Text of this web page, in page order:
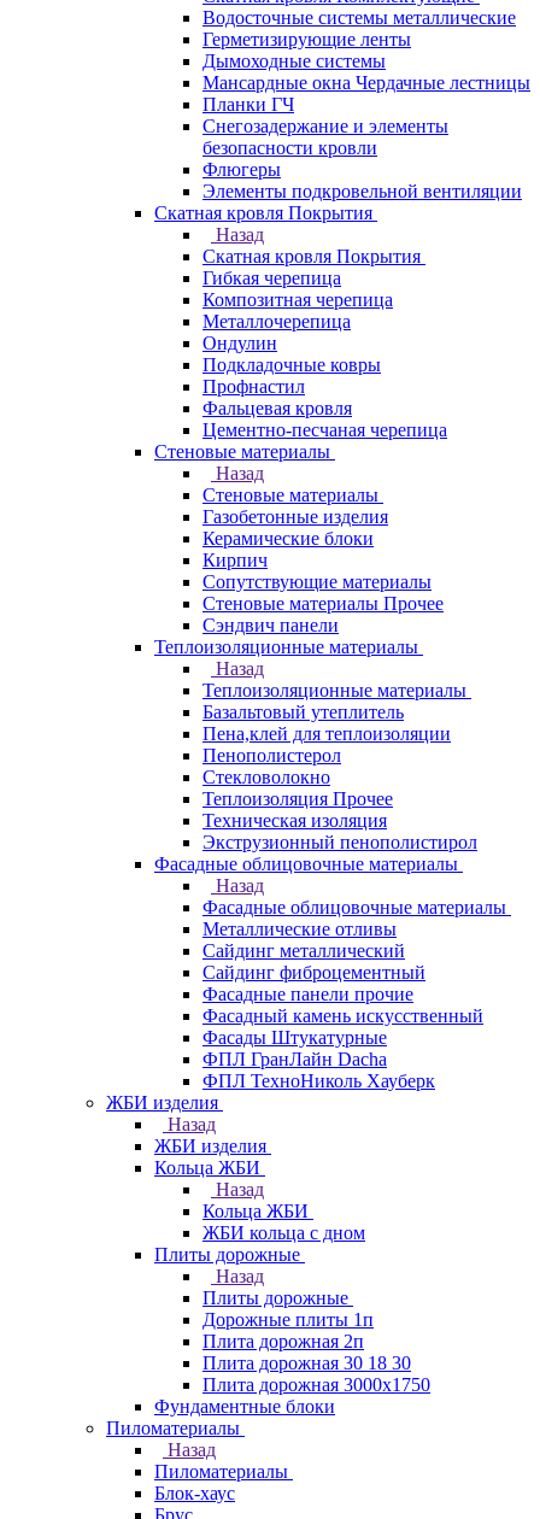
Водосточные системы металлические
Герметизирующие ленты
Дымоходные системы
Мансардные окна Чердачные лестницы
Планки ГЧ
Снегозадержание и элементы
безопасности кровли
Флюгеры
Элементы подкровельной вентиляции
Скатная кровля Покрытия
Назад
Скатная кровля Покрытия
Гибкая черепица
Композитная черепица
Металлочерепица
Ондулин
Подкладочные ковры
Профнастил
Фальцевая кровля
Цементно-песчаная черепица
Стеновые материалы
Назад
Стеновые материалы
Газобетонные изделия
Керамические блоки
Кирпич
Сопутствующие материалы
Стеновые материалы Прочее
Сэндвич панели
Теплоизоляционные материалы
Назад
Теплоизоляционные материалы
Базальтовый утеплитель
Пена,клей для теплоизоляции
Пенополистерол
Стекловолокно
Теплоизоляция Прочее
Техническая изоляция
Экструзионный пенополистирол
Фасадные облицовочные материалы
Назад
Фасадные облицовочные материалы
Металлические отливы
Сайдинг металлический
Сайдинг фиброцементный
Фасадные панели прочие
Фасадный камень искусственный
Фасады Штукатурные
ФПЛ ГранЛайн Dacha
ФПЛ ТехноНиколь Хауберк
ЖБИ изделия
Назад
ЖБИ изделия
Кольца ЖБИ
Назад
Кольца ЖБИ
ЖБИ кольца с дном
Плиты дорожные
Назад
Плиты дорожные
Дорожные плиты 1п
Плита дорожная 2п
Плита дорожная 30 18 30
Плита дорожная 3000х1750
Фундаментные блоки
Пиломатериалы
Назад
Пиломатериалы
Блок-хаус
Брус